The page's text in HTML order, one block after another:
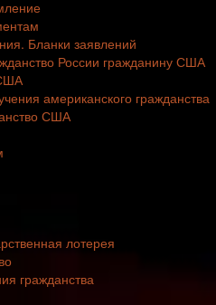
Бланки заявлений
России гражданину США
американского гражданства
США
лотерея
гражданства